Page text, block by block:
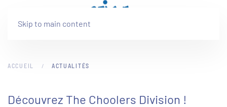
Skip to main content
ACCUEIL ACTUALITÉS
Découvrez The Choolers Division !